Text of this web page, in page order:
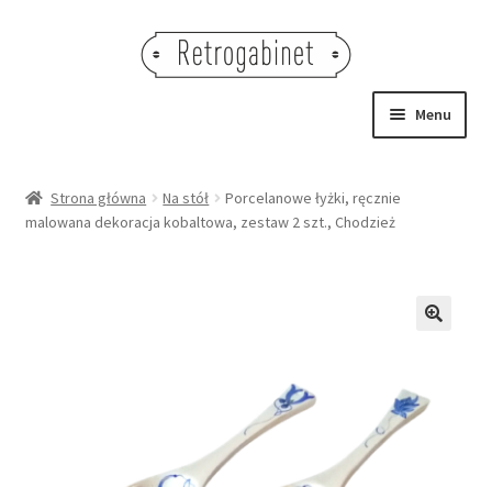
Menu
OBRAZY
Strona główna Na stół
Porcelanowe łyżki, ręcznie
malowana dekoracja kobaltowa, zestaw 2 szt., Chodzież